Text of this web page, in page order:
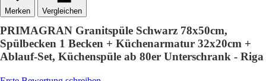
Vergleichen
PRIMAGRAN Granitspüle Schwarz 78x50cm,
Spülbecken 1 Becken + Küchenarmatur 32x20cm +
Ablauf-Set, Küchenspüle ab 80er Unterschrank - Riga